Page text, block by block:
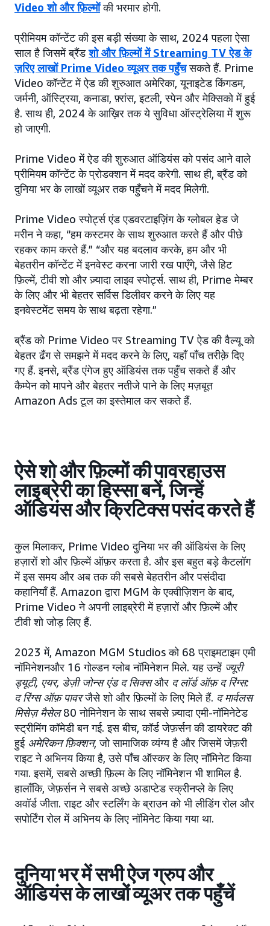
Video शो और फ़िल्मोंकी भरमार होगी.
प्रीमियम कॉन्टेंट की इस बड़ी संख्या के साथ, 2024 पहला ऐसा
साल है जिसमें ब्रैंडशो और फ़िल्मों में Streaming TV ऐड के
ज़रिए लाखों Prime Video व्यूअर तक पहुँचसकते हैं. Prime
Video कॉन्टेंट में ऐड की शुरुआत अमेरिका, यूनाइटेड किंगडम,
जर्मनी, ऑस्ट्रिया, कनाडा, फ़्रांस, इटली, स्पेन और मेक्सिको में हुई
है. साथ ही, 2024 के आख़िर तक ये सुविधा ऑस्ट्रेलिया में शुरू
हो जाएगी.
Prime Video में ऐड की शुरुआत ऑडियंस को पसंद आने वाले
प्रीमियम कॉन्टेंट के प्रोडक्शन में मदद करेगी. साथ ही, ब्रैंड को
दुनिया भर के लाखों व्यूअर तक पहुँचने में मदद मिलेगी.
Prime Video स्पोर्ट्स एंड एडवरटाइज़िंग के ग्लोबल हेड जे
मरीन ने कहा, “हम कस्टमर के साथ शुरुआत करते हैं और पीछे
रहकर काम करते हैं.” “और यह बदलाव करके, हम और भी
बेहतरीन कॉन्टेंट में इनवेस्ट करना जारी रख पाएँगे, जैसे हिट
फ़िल्में, टीवी शो और ज़्यादा लाइव स्पोर्ट्स. साथ ही, Prime मेम्बर
के लिए और भी बेहतर सर्विस डिलीवर करने के लिए यह
इनवेस्टमेंट समय के साथ बढ़ता रहेगा.”
ब्रैंड को Prime Video पर Streaming TV ऐड की वैल्यू को
बेहतर ढँग से समझने में मदद करने के लिए, यहाँ पाँच तरीक़े दिए
गए हैं. इनसे, ब्रैंड एंगेज हुए ऑडियंस तक पहुँच सकते हैं और
कैम्पेन को मापने और बेहतर नतीजे पाने के लिए मज़बूत
Amazon Ads टूल का इस्तेमाल कर सकते हैं.
ऐसे शो और फ़िल्मों की पावरहाउस
लाइब्रेरी का हिस्सा बनें, जिन्हें
ऑडियंस और क्रिटिक्स पसंद करते हैं
कुल मिलाकर, Prime Video दुनिया भर की ऑडियंस के लिए
हज़ारों शो और फ़िल्में ऑफ़र करता है. और इस बहुत बड़े कैटलॉग
में इस समय और अब तक की सबसे बेहतरीन और पसंदीदा
कहानियाँ हैं. Amazon द्वारा MGM के एक्वीज़िशन के बाद,
Prime Video ने अपनी लाइब्रेरी में हज़ारों और फ़िल्में और
टीवी शो जोड़ लिए हैं.
2023 में, Amazon MGM Studios को 68 प्राइमटाइम एमी
नॉमिनेशनऔर 16 गोल्डन ग्लोब नॉमिनेशन मिले. यह उन्हें ज्यूरी
ड्यूटी, एयर, डेज़ी जोन्स एंड द सिक्सऔर द लॉर्ड ऑफ़ द रिंग्स:
द रिंग्स ऑफ़ पावरजैसे शो और फ़िल्मों के लिए मिले हैं. द मार्वलस
मिसेज़ मैसेल80 नोमिनेशन के साथ सबसे ज़्यादा एमी-नॉमिनेटेड
स्ट्रीमिंग कॉमेडी बन गई. इस बीच, कॉर्ड जेफ़र्सन की डायरेक्ट की
हुई अमेरिकन फ़िक्शन, जो सामाजिक व्यंग्य है और जिसमें जेफ़री
राइट ने अभिनय किया है, उसे पाँच ऑस्कर के लिए नॉमिनेट किया
गया. इसमें, सबसे अच्छी फ़िल्म के लिए नॉमिनेशन भी शामिल है.
हालाँकि, जेफ़र्सन ने सबसे अच्छे अडाप्टेड स्क्रीनप्ले के लिए
अवॉर्ड जीता. राइट और स्टर्लिंग के ब्राउन को भी लीडिंग रोल और
सपोर्टिंग रोल में अभिनय के लिए नॉमिनेट किया गया था.
दुनिया भर में सभी ऐज ग्रुप और
ऑडियंस के लाखों व्यूअर तक पहुँचें